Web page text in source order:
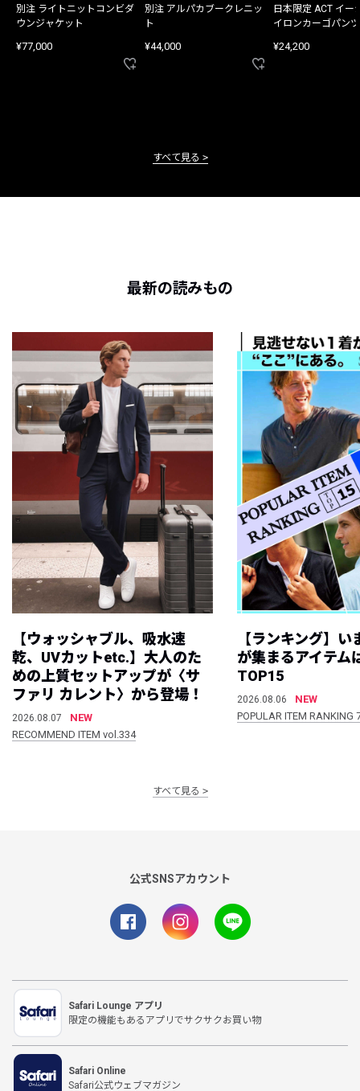
別注 ライトニットコンビダ
ウンジャケット
¥77,000
別注 アルパカブークレニッ
ト
¥44,000
日本限定 ACT イー
イロンカーゴパンツ
¥24,200
すべて見る
最新の読みもの
【ウォッシャブル、吸水速
乾、UVカットetc.】大人のた
めの上質セットアップが〈サ
ファリ カレント〉から登場！
2026.08.07
NEW
RECOMMEND ITEM vol.334
【ランキング】
が集まるアイテム
TOP15
2026.08.06
NEW
POPULAR ITEM
すべて見る
公式SNSアカウント
Safari Lounge アプリ
限定の機能もあるアプリでサクサクお買い物
Safari Online
Safari公式ウェブマガジン